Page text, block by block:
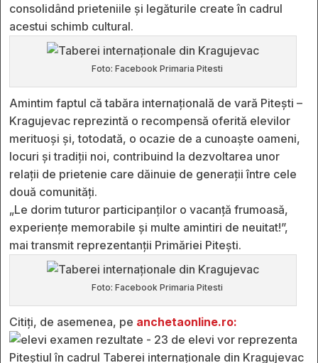
consolidând prieteniile și legăturile create în cadrul
acestui schimb cultural.
Foto: Facebook Primaria Pitesti
Amintim faptul că tabăra internațională de vară Pitești –
Kragujevac reprezintă o recompensă oferită elevilor
merituoși și, totodată, o ocazie de a cunoaște oameni,
locuri și tradiții noi, contribuind la dezvoltarea unor
relații de prietenie care dăinuie de generații între cele
două comunități.
„Le dorim tuturor participanților o vacanță frumoasă,
experiențe memorabile și multe amintiri de neuitat!”,
mai transmit reprezentanții Primăriei Pitești.
Foto: Facebook Primaria Pitesti
Citiți, de asemenea, pe anchetaonline.ro: